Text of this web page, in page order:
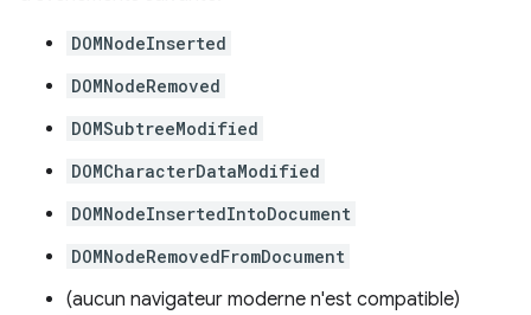
DOMNodeInserted
DOMNodeRemoved
DOMSubtreeModified
DOMCharacterDataModified
DOMNodeInsertedIntoDocument
DOMNodeRemovedFromDocument
(aucun navigateur moderne n'est compatible)